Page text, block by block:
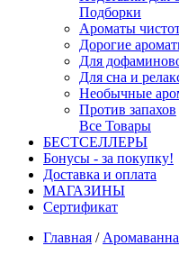
Подборки
Ароматы
Дорогие
Для
Для сна и
Необычные
Против запахов
Все Товары
БЕСТСЕЛЛЕРЫ
Бонусы - за покупку!
Доставка и оплата
МАГАЗИНЫ
Cертификат
Главная / Аромаванна